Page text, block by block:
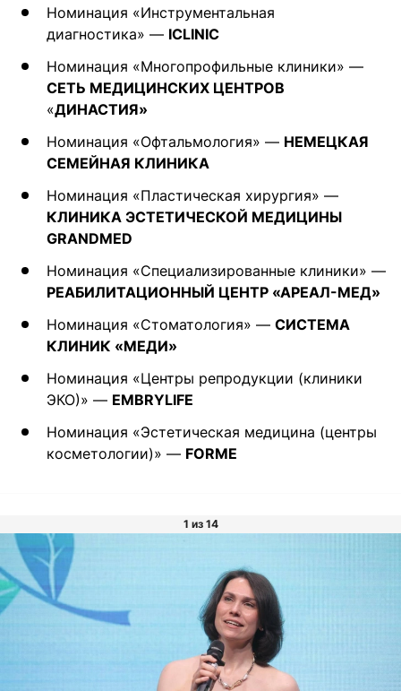
Номинация «Инструментальная
диагностика» — ICLINIC
Номинация «Многопрофильные клиники» —
СЕТЬ МЕДИЦИНСКИХ ЦЕНТРОВ
«ДИНАСТИЯ»
Номинация «Офтальмология» — НЕМЕЦКАЯ
СЕМЕЙНАЯ КЛИНИКА
Номинация «Пластическая хирургия» —
КЛИНИКА ЭСТЕТИЧЕСКОЙ МЕДИЦИНЫ
GRANDMED
Номинация «Специализированные клиники» —
РЕАБИЛИТАЦИОННЫЙ ЦЕНТР «АРЕАЛ-МЕД»
Номинация «Стоматология» — СИСТЕМА
КЛИНИК «МЕДИ»
Номинация «Центры репродукции (клиники
ЭКО)» — EMBRYLIFE
Номинация «Эстетическая медицина (центры
косметологии)» — FORME
1 из 14